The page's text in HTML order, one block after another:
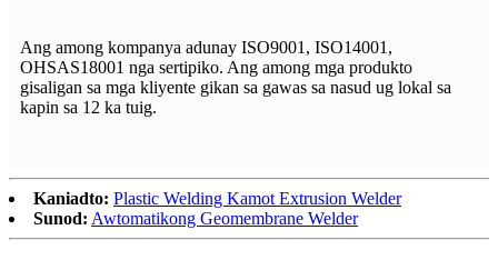
Ang among kompanya adunay ISO9001, ISO14001,
OHSAS18001 nga sertipiko. Ang among mga produkto
gisaligan sa mga kliyente gikan sa gawas sa nasud ug lokal sa
kapin sa 12 ka tuig.
Kaniadto: Plastic Welding Kamot Extrusion Welder
Sunod: Awtomatikong Geomembrane Welder